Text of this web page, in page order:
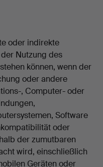
oder indirekte
Nutzung des
können, wenn der
oder andere
, Computer- oder
Software
oder
der zumutbaren
wird, einschließlich
Geräten oder